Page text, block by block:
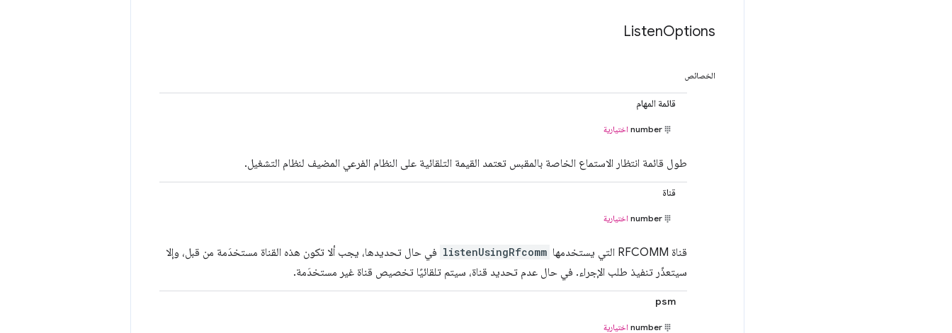
ListenOptions
الخصائص
قائمة المهام
number اختيارية
طول قائمة انتظار الاستماع الخاصة بالمقبس تعتمد القيمة التلقائية على النظام الفرعي المضيف لنظام التشغيل.
قناة
number اختيارية
قناة RFCOMM التي يستخدمها listenUsingRfcomm في حال تحديدها، يجب ألا تكون هذه القناة مستخدَمة من قبل، وإلا
سيتعذّر تنفيذ طلب الإجراء. في حال عدم تحديد قناة، سيتم تلقائيًا تخصيص قناة غير مستخدَمة.
psm
number اختيارية